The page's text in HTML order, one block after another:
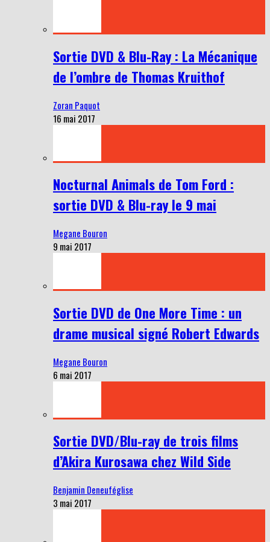
Sortie DVD & Blu-Ray : La Mécanique
de l’ombre de Thomas Kruithof
Zoran Paquot
16 mai 2017
Nocturnal Animals de Tom Ford :
sortie DVD & Blu-ray le 9 mai
Megane Bouron
9 mai 2017
Sortie DVD de One More Time : un
drame musical signé Robert Edwards
Megane Bouron
6 mai 2017
Sortie DVD/Blu-ray de trois films
d’Akira Kurosawa chez Wild Side
Benjamin Deneuféglise
3 mai 2017